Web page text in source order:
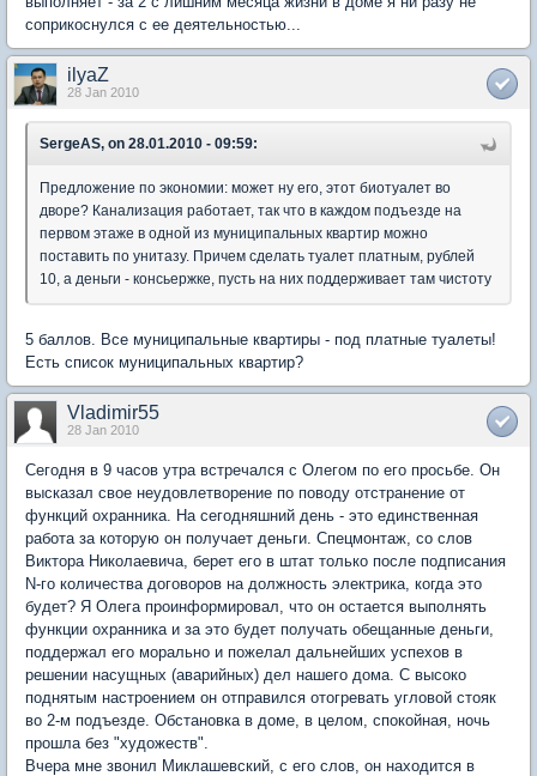
соприкоснулся с ее деятельностью...
ilyaZ
28 Jan 2010
SergeAS, on 28.01.2010 - 09:59:
Предложение по экономии: может ну его, этот биотуалет во
дворе? Канализация работает, так что в каждом подъезде на
первом этаже в одной из муниципальных квартир можно
поставить по унитазу. Причем сделать туалет платным, рублей
10, а деньги - консьержке, пусть на них поддерживает там чистоту
5 баллов. Все муниципальные квартиры - под платные туалеты!
Есть список муниципальных квартир?
Vladimir55
28 Jan 2010
Сегодня в 9 часов утра встречался с Олегом по его просьбе. Он
высказал свое неудовлетворение по поводу отстранение от
функций охранника. На сегодняшний день - это единственная
работа за которую он получает деньги. Спецмонтаж, со слов
Виктора Николаевича, берет его в штат только после подписания
N-го количества договоров на должность электрика, когда это
будет? Я Олега проинформировал, что он остается выполнять
функции охранника и за это будет получать обещанные деньги,
поддержал его морально и пожелал дальнейших успехов в
решении насущных (аварийных) дел нашего дома. С высоко
поднятым настроением он отправился отогревать угловой стояк
во 2-м подъезде. Обстановка в доме, в целом, спокойная, ночь
прошла без "художеств".
Вчера мне звонил Миклашевский, с его слов, он находится в